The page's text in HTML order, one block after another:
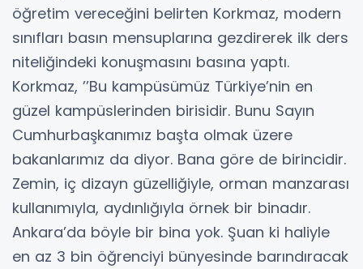
öğretim vereceğini belirten Korkmaz, modern
sınıfları basın mensuplarına gezdirerek ilk ders
niteliğindeki konuşmasını basına yaptı.
Korkmaz, ’’Bu kampüsümüz Türkiye’nin en
güzel kampüslerinden birisidir. Bunu Sayın
Cumhurbaşkanımız başta olmak üzere
bakanlarımız da diyor. Bana göre de birincidir.
Zemin, iç dizayn güzelliğiyle, orman manzarası
kullanımıyla, aydınlığıyla örnek bir binadır.
Ankara’da böyle bir bina yok. Şuan ki haliyle
en az 3 bin öğrenciyi bünyesinde barındıracak